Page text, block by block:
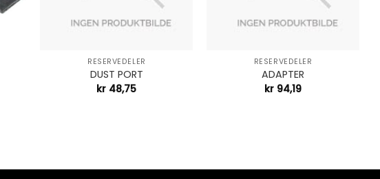
RESERVEDELER
DUST PORT
kr 48,75
RESERVEDELER
ADAPTER
kr 94,19